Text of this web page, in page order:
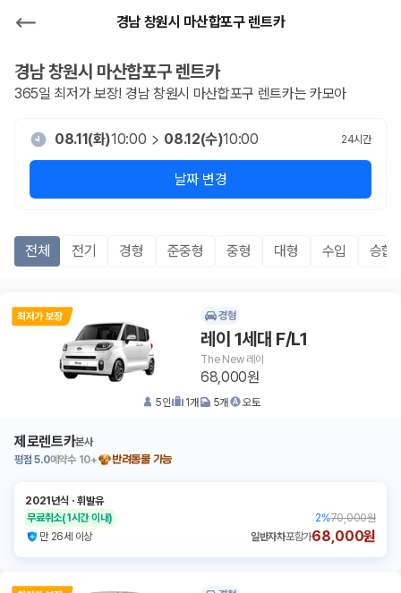
경남 창원시 마산합포구 렌트카
경남 창원시 마산합포구렌트카
365일 최저가 보장! 경남 창원시 마산합포구 렌트카는 카모아
08.11(화)10:00 08.12(수)10:00 24시간
날짜 변경
전체 전기 경형 준중형 중형 대형 수입 승합
경형
레이 1세대 F/L1
The New 레이
68,000원
5인 1개 5개 오토
제로렌트카본사
평점 5.0예약수 10+ 반려동물 가능
2021년식 ㆍ휘발유
무료취소(1시간 이내) 2%70,000원
만 26세 이상
일반자차포함가68,000원